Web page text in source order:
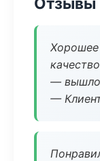
— вышло
—